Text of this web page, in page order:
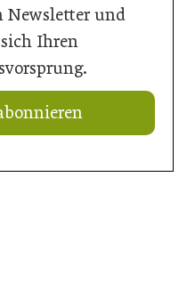
Newsletter und
Ihren